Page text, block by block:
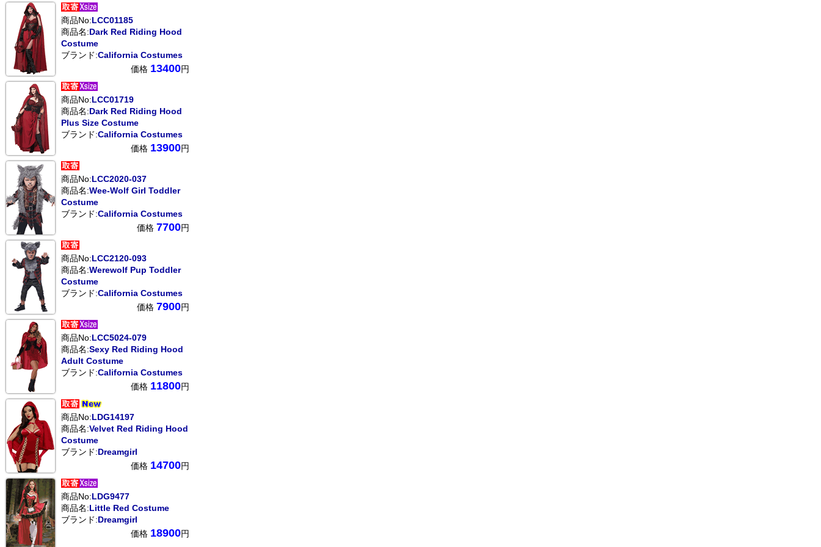
商品No:LCC01185
商品名:Dark Red Riding Hood
Costume
ブランド:California Costumes
価格 13400円
商品No:LCC01719
商品名:Dark Red Riding Hood
Plus Size Costume
ブランド:California Costumes
価格 13900円
商品No:LCC2020-037
商品名:Wee-Wolf Girl Toddler
Costume
ブランド:California Costumes
価格 7700円
商品No:LCC2120-093
商品名:Werewolf Pup Toddler
Costume
ブランド:California Costumes
価格 7900円
商品No:LCC5024-079
商品名:Sexy Red Riding Hood
Adult Costume
ブランド:California Costumes
価格 11800円
商品No:LDG14197
商品名:Velvet Red Riding Hood
Costume
ブランド:Dreamgirl
価格 14700円
商品No:LDG9477
商品名:Little Red Costume
ブランド:Dreamgirl
価格 18900円